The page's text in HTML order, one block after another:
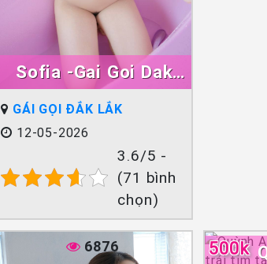
Sofia -Gai Goi Dak
Lak
GÁI GỌI ĐẮK LẮK
12-05-2026
3.6/5 -
(71 bình
chọn)
6876 500k